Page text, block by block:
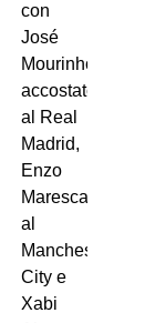
con
José
Mourinho
accostato
al Real
Madrid,
Enzo
Maresca
al
Manchester
City e
Xabi